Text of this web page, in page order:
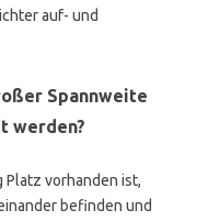
auf- und
Spannweite
werden?
Platz vorhanden ist,
befinden und